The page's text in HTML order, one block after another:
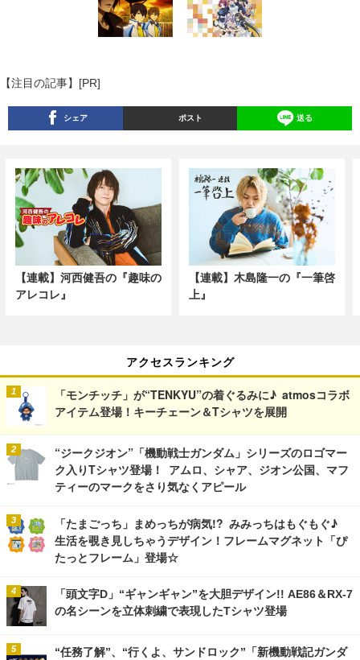
【注目の記事】[PR]
シェア ポスト 送る
【連載】河西健吾の『趣味の
アレコレ』
【連載】木島隆一の『一筆啓
上』
アクセスランキング
「モンチッチ」が“TENKYU”の着ぐるみに♪ atmosコラボ
アイテム登場！キーチェーン＆Tシャツを展開
“ジークジオン”「機動戦士ガンダム」シリーズのロゴマー
ク入りTシャツ登場！ アムロ、シャア、ジオン公国、マフ
ティーのマークをさり気なくアピール
「たまごっち」まめっちが病気!? みみっちはもぐもぐ♪
生活を覗き見しちゃうデザイン！フレームマグネット「ぴ
たっとフレーム」登場☆
「頭文字D」“ギャンギャン”を大胆デザイン!! AE86＆RX-7
の名シーンを立体刺繍で表現したTシャツ登場
“任務了解”、“行くよ、サンドロック”「新機動戦記ガンダ